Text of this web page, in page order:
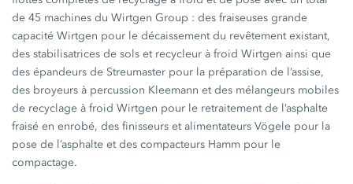
de 45 machines duWirtgen Group : des fraiseuses grande
capacité Wirtgen pour le décaissement du revêtement existant,
des stabilisatrices de sols et recycleur à froid Wirtgen ainsi que
des épandeurs de Streumaster pour la préparation de l’assise,
des broyeurs à percussion Kleemann et des mélangeurs mobiles
de recyclage à froid Wirtgen pour le retraitement de l’asphalte
fraisé en enrobé, des finisseurs et alimentateurs Vögele pour la
pose de l’asphalte et des compacteurs Hamm pour le
compactage.